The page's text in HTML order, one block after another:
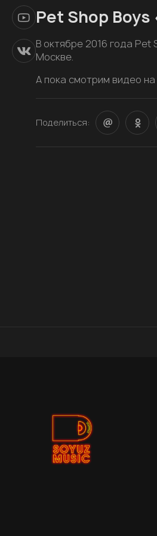
Pet Shop
В октябре 2016 года Pet
Москве.
А пока смотрим видео
Поделиться: